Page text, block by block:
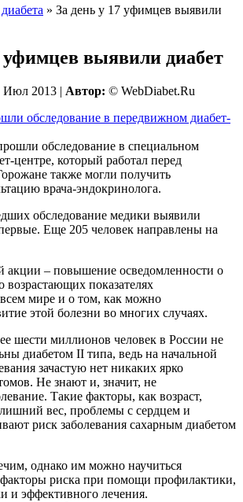
» За день у 17 уфимцев выявили
уфимцев выявили диабет
Июл 2013 | Автор: © WebDiabet.Ru
обследование в специальном
центре, который работал перед
также могли получить
врача-эндокринолога.
обследование медики выявили
Еще 205 человек направлены на
акции – повышение осведомленности о
возрастающих показателях
всем мире и о том, как можно
этой болезни во многих случаях.
шести миллионов человек в России не
диабетом II типа, ведь на начальной
зачастую нет никаких ярко
Не знают и, значит, не
Такие факторы, как возраст,
лишний вес, проблемы с сердцем и
риск заболевания сахарным диабетом
однако им можно научиться
риска при помощи профилактики,
и эффективного лечения.